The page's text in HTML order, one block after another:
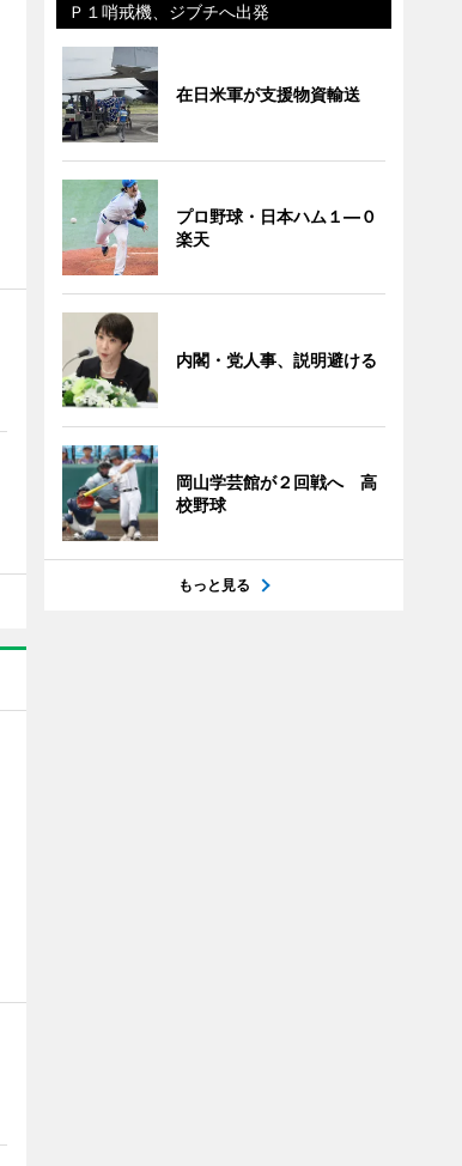
Ｐ１哨戒機、ジブチへ出発
在日米軍が支援物資輸送
プロ野球・日本ハム１―０
楽天
内閣・党人事、説明避ける
岡山学芸館が２回戦へ 高
校野球
もっと見る